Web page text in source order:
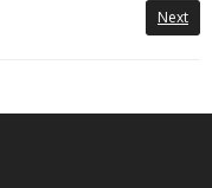
Next